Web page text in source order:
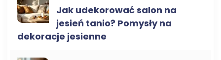
Jak udekorować salon na
jesień tanio? Pomysły na
dekoracje jesienne